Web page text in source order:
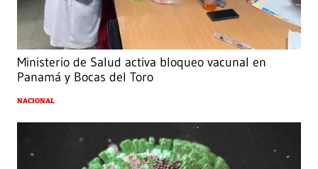
Ministerio de Salud activa bloqueo vacunal en
Panamá y Bocas del Toro
NACIONAL